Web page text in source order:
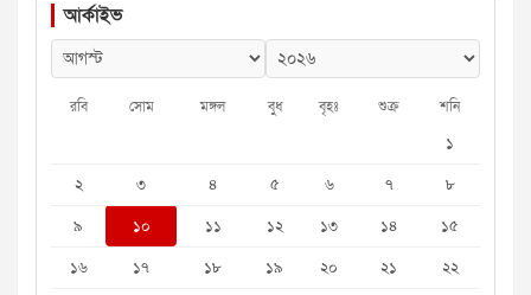
আর্কাইভ
রবি সোম মঙ্গল বুধ বৃহঃ শুক্র শনি
১
২
৩ ৪ ৫ ৬ ৭
৮
৯
১০ ১১ ১২ ১৩ ১৪
১৫
১৬
১৭ ১৮ ১৯ ২০ ২১ ২২